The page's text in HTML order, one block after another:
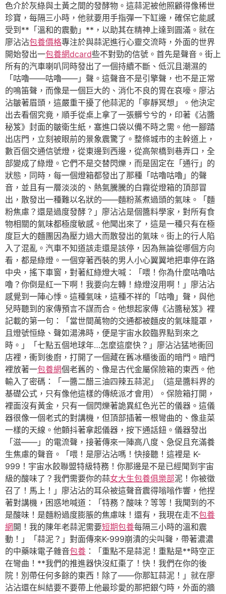
色介於灰綠與土黃之間的發酵物。這蒜泥被他照顧得像稀世
珍寶，每隔三小時，他就要用手指彈一下缸邊，確保它能感
受到**「溫和的震動」**，以助其在精神上達到圓滿。就在
廖沾沾包養價格專注於與蒜泥進行心靈交流時，外面的世界
開始發出一包養網dcard些不對勁的信號。首先是聲音。街上
所有的汽車喇叭同時發出了一個持續不斷、低沉且潮濕的
「咕嚕——咕嚕——」聲。這聲音不是引擎聲，也不是正常
的鳴笛聲，而像是一個巨大的、消化不良的胃在哀嚎。廖沾
沾皺著眉頭，這嚴重干擾了他蒜泥的「寧靜冥想」。他決定
出去看個究竟，順手從桌上拿了一張髒兮兮的，印著《沾醬
秘笈》封面的皺衛生紙，塞進口袋以備不時之需。他一腳踏
出店門，立刻被眼前的景象震驚了。整條城市的主幹道上，
數百個交通信號燈，從東邊到西邊，從高架橋到巷弄口，全
部變成了綠燈。它們不是交替閃爍，而是固定在「通行」的
狀態，同時，每一個燈箱都發出了那種「咕嚕咕嚕」的聲
音，並且有一層淡淡的、熱氣騰騰的白霧從燈箱的頂部冒
出，散發出一種難以名狀的——麵粉蒸煮過頭的氣味。「麵
粉焦慮？還是過度發酵？」廖沾沾是個醬料學家，對所有食
物相關的氣味都極度敏感。他聞出來了，這是一種只有在極
度巨大的麵團因為壓力過大而散發出的氣味。街上的行人陷
入了混亂。汽車不知道該走還是該停，因為無論從哪個方向
看，都是綠燈。一個穿著西裝的男人小心翼翼地把車停在路
中央，搖下車窗，對著紅綠燈大喊：「喂！你為什麼咕嚕咕
嚕？你倒是紅一下啊！我要向左轉！綠燈沒用啊！」廖沾沾
感覺到一陣心悸。這種氣味，這種不祥的「咕嚕」聲，與他
兒時聽到的家傳預言不謀而合。他想起家傳《沾醬秘笈》裡
記載的第一句：「當世間萬物的交通都被麵皮的氣味籠罩，
且燈號恒綠、聲如湯沸時，便是宇宙水餃臨界點到來之
時。」「七點五個地球年…怎麼這麼快？」廖沾沾猛地衝回
店裡，衝到後廚，打開了一個藏在舊冰櫃後面的暗門。暗門
裡放著一包養網個老舊的、像是古代金屬保險箱的東西。他
輸入了密碼：「一醬二醋三油四辣五蒜泥」（這是醬料界的
基礎公式，只有像他這樣的傳統派才會用）。保險箱打開，
裡面沒有黃金，只有一個閃爍著詭異紅色光芒的儀器。這儀
器很像一個老式的對講機，但頂部插著一根彎曲的、像韭菜
一樣的天線。他顫抖著拿起儀器，按下通話鈕。儀器發出
「滋——」的電流聲，接著傳來一陣高八度、急促且充滿養
生焦慮的聲音。「喂！是廖沾沾嗎！快接聽！這裡是 K-
999！宇宙水餃聯盟特級特務！你那邊是不是已經聞到宇宙
級的酸味了？我們需要你的蒜女大生包養俱樂部泥！你被徵
召了！馬上！」廖沾沾的耳朵被這聲音震得嗡嗡作響，他捏
著對講機，困惑地喊道：「特務？酸味？等等！我聞到的不
是酸味！是麵粉過度膨脹的焦慮味！還有，我現在走不包養
網 開！我的陳年老蒜泥需要短期包養每隔三小時的溫和震
動！」「蒜泥？」對面傳來K-999崩潰的尖叫聲，帶著濃濃
的中藥味電子雜音包養 ：「重點不是蒜泥！重點是**時空正
在彎曲！**我們的推進器快沒紅棗了！快！我們在你的後
院！別帶任何多餘的東西！除了——你那缸蒜泥！」就在廖
沾沾還在糾結要不要帶上他最珍愛的那把銀勺時，外面的牆